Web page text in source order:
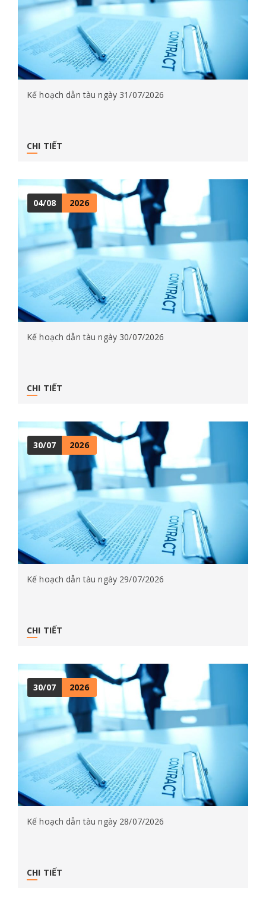
Kế hoạch dẫn tàu ngày 31/07/2026
CHI TIẾT
04/08 2026
Kế hoạch dẫn tàu ngày 30/07/2026
CHI TIẾT
30/07 2026
Kế hoạch dẫn tàu ngày 29/07/2026
CHI TIẾT
30/07 2026
Kế hoạch dẫn tàu ngày 28/07/2026
CHI TIẾT